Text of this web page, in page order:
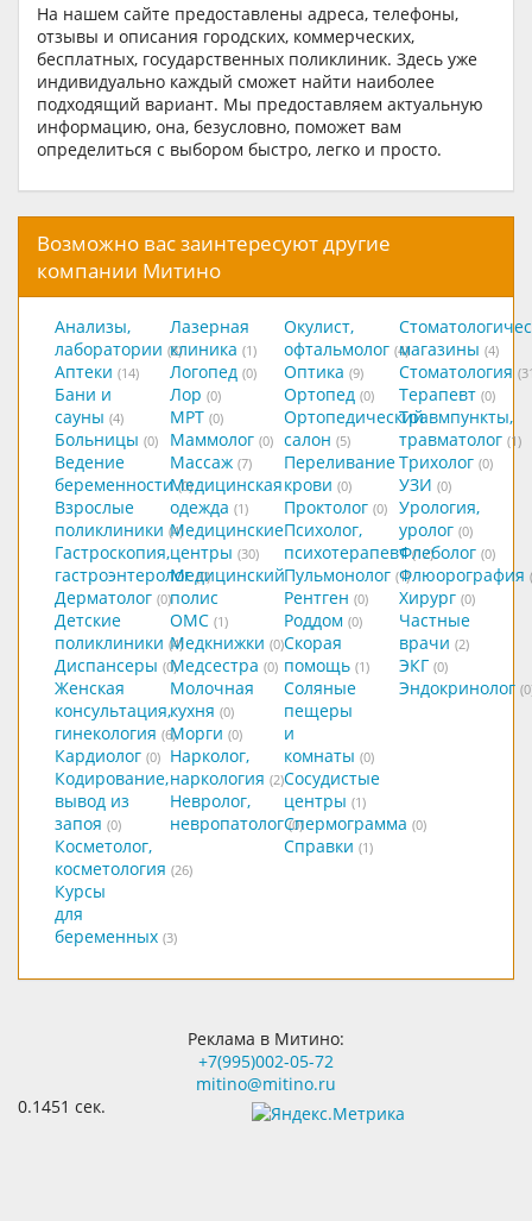
На нашем сайте предоставлены адреса, телефоны,
отзывы и описания городских, коммерческих,
бесплатных, государственных поликлиник. Здесь уже
индивидуально каждый сможет найти наиболее
подходящий вариант. Мы предоставляем актуальную
информацию, она, безусловно, поможет вам
определиться с выбором быстро, легко и просто.
Возможно вас заинтересуют другие
компании Митино
Анализы,
лаборатории (8)
Аптеки (14)
Бани и
сауны (4)
Больницы (0)
Ведение
беременности (0)
Взрослые
поликлиники (4)
Гастроскопия,
гастроэнтеролог (0)
Дерматолог (0)
Детские
поликлиники (4)
Диспансеры (0)
Женская
консультация,
гинекология (6)
Кардиолог (0)
Кодирование,
вывод из
запоя (0)
Косметолог,
косметология (26)
Курсы
для
беременных (3)
Лазерная
клиника (1)
Логопед (0)
Лор (0)
МРТ (0)
Маммолог (0)
Массаж (7)
Медицинская
одежда (1)
Медицинские
центры (30)
Медицинский
полис
ОМС (1)
Медкнижки (0)
Медсестра (0)
Молочная
кухня (0)
Морги (0)
Нарколог,
наркология (2)
Невролог,
невропатолог (0)
Окулист,
офтальмолог (4)
Оптика (9)
Ортопед (0)
Ортопедический
салон (5)
Переливание
крови (0)
Проктолог (0)
Психолог,
психотерапевт (12)
Пульмонолог (1)
Рентген (0)
Роддом (0)
Скорая
помощь (1)
Соляные
пещеры
и
комнаты (0)
Сосудистые
центры (1)
Спермограмма (0)
Справки (1)
магазины (4)
Стоматология
Терапевт (0)
Травмпункты,
травматолог (1)
Трихолог (0)
УЗИ (0)
Урология,
уролог (0)
Флеболог (0)
Флюорография
Хирург (0)
Частные
врачи (2)
ЭКГ (0)
Эндокринолог
Реклама в Митино:
+7(995)002-05-72
mitino@mitino.ru
0.1451 сек.